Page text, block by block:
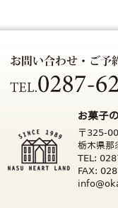
お菓子
〒325-
栃木県
TEL:
FAX: